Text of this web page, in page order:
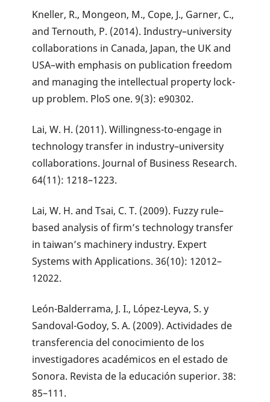
Kneller, R., Mongeon, M., Cope, J., Garner, C.,
and Ternouth, P. (2014). Industry–university
collaborations in Canada, Japan, the UK and
USA–with emphasis on publication freedom
and managing the intellectual property lock-
up problem. PloS one. 9(3): e90302.
Lai, W. H. (2011). Willingness-to-engage in
technology transfer in industry–university
collaborations. Journal of Business Research.
64(11): 1218–1223.
Lai, W. H. and Tsai, C. T. (2009). Fuzzy rule–
based analysis of firm’s technology transfer
in taiwan’s machinery industry. Expert
Systems with Applications. 36(10): 12012–
12022.
León-Balderrama, J. I., López-Leyva, S. y
Sandoval-Godoy, S. A. (2009). Actividades de
transferencia del conocimiento de los
investigadores académicos en el estado de
Sonora. Revista de la educación superior. 38:
85–111.